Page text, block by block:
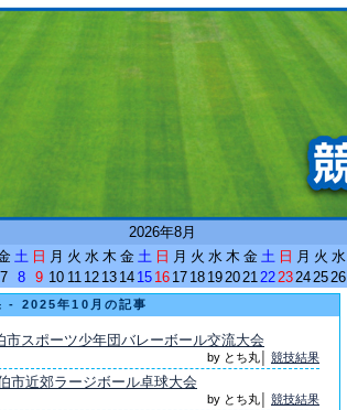
2026年8月
土 日 月 火 水 木 金 土 日 月 火 水 木 金 土 日 月 火 水
7 8 9 10 11 12 13 14 15 16 17 18 1920212223242526
- 2025年10月の記事
市スポーツ少年団バレーボール交流大会
by とち丸│ 競技結果
市近郊ラージボール卓球大会
by とち丸│ 競技結果